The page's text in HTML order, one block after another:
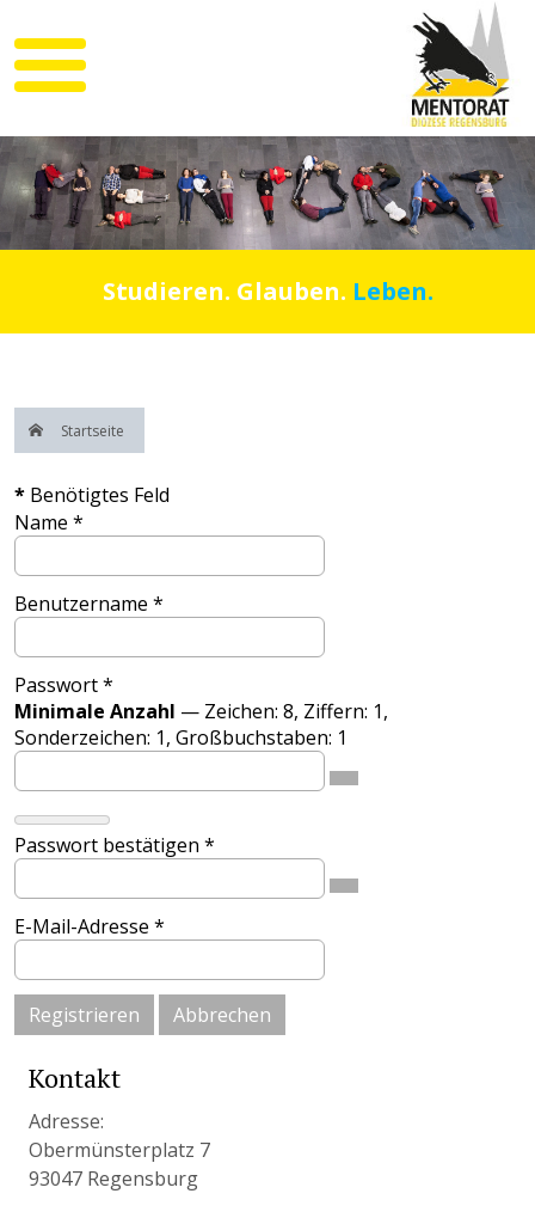
Studieren. Glauben. Leben.
Startseite
* Benötigtes Feld
Name *
Benutzername *
Passwort*
Minimale Anzahl — Zeichen: 8, Ziffern: 1,
Sonderzeichen: 1, Großbuchstaben: 1
Passwort bestätigen *
E-Mail-Adresse *
Registrieren Abbrechen
Kontakt
Adresse:
Obermünsterplatz 7
93047 Regensburg